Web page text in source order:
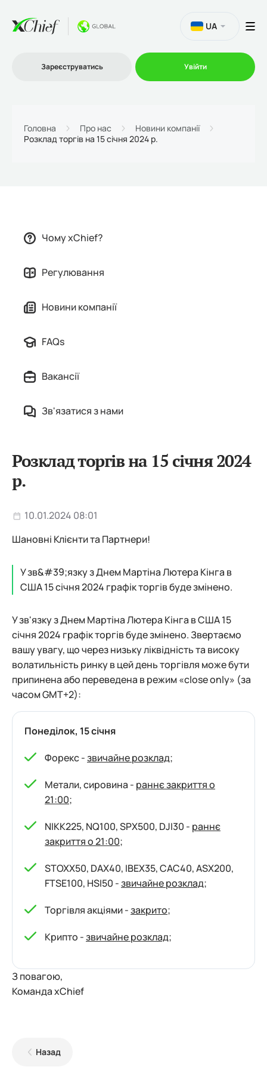
Партнерська програма
UA
Зареєструватись Увійти
Головна Про нас
Новини компанії
Розклад торгів на 15 січня 2024 р.
Чому xChief?
Регулювання
Новини компанії
FAQs
Вакансії
Зв'язатися з нами
Розклад торгів на 15 січня 2024
р.
10.01.2024 08:01
Шановні Клієнти та Партнери!
У зв&#39;язку з Днем Мартіна Лютера Кінга в
США 15 січня 2024 графік торгів буде змінено.
У зв'язку з Днем Мартіна Лютера Кінга в США 15
січня 2024 графік торгів буде змінено. Звертаємо
вашу увагу, що через низьку ліквідність та високу
волатильність ринку в цей день торгівля може бути
припинена або переведена в режим «close only» (за
часом GMT+2):
Понеділок, 15 січня
Форекс -звичайне розклад;
Метали, сировина - раннє закриття о
21:00;
NIKK225, NQ100, SPX500, DJI30 - раннє
закриття о 21:00;
STOXX50, DAX40, IBEX35, CAC40, ASX200,
FTSE100, HSI50 -звичайне розклад;
Торгівля акціями -закрито;
Крипто -звичайне розклад;
З повагою,
Команда xChief
Назад